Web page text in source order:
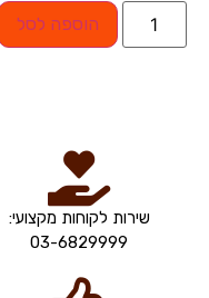
הוספה לסל
שירות לקוחות מקצועי:
03-6829999